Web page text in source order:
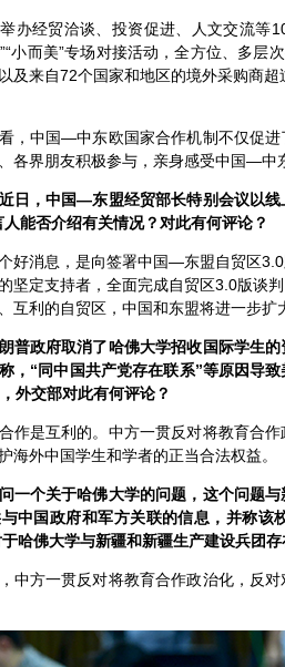
办经贸洽谈、投资促进、人文交流等
”“小而美”专场对接活动，全方位、多
及来自72个国家和地区的境外采购商
，中国—中东欧国家合作机制不仅促
各界朋友积极参与，亲身感受中国—中
日，中国—东盟经贸部长特别会议以
能否介绍有关情况？对此有何评论？
好消息，是向签署中国—东盟自贸区
坚定支持者，全面完成自贸区3.0版谈
互利的自贸区，中国和东盟将进一步扩
普政府取消了哈佛大学招收国际学生
，“同中国共产党存在联系”等原因导
外交部对此有何评论？
作是互利的。中方一贯反对将教育合
海外中国学生和学者的正当合法权益。
一个关于哈佛大学的问题，这个问题
中国政府和军方关联的信息，并称
哈佛大学与新疆和新疆生产建设兵团
中方一贯反对将教育合作政治化，反